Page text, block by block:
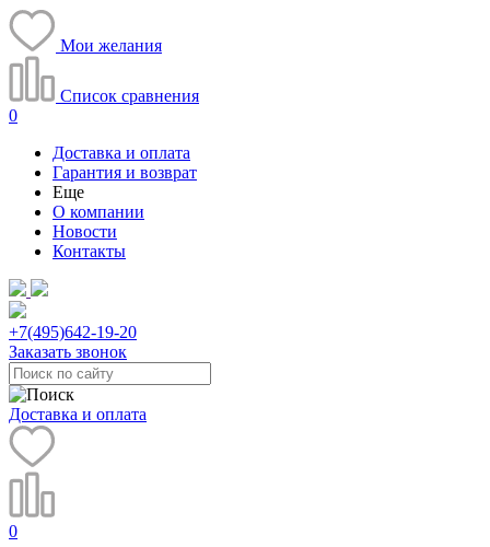
Мои желания
Список сравнения
0
Доставка и оплата
Гарантия и возврат
Еще
О компании
Новости
Контакты
+7(495)642-19-20
Заказать звонок
Доставка и оплата
0